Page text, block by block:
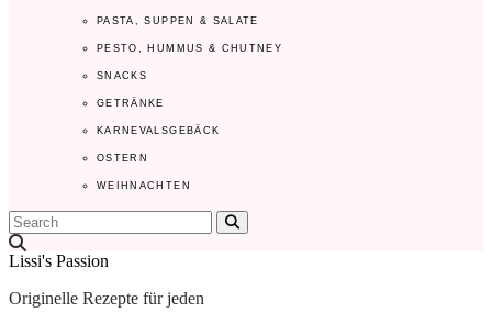
PASTA, SUPPEN & SALATE
PESTO, HUMMUS & CHUTNEY
SNACKS
GETRÄNKE
KARNEVALSGEBÄCK
OSTERN
WEIHNACHTEN
Search
Lissi's Passion
Originelle Rezepte für jeden